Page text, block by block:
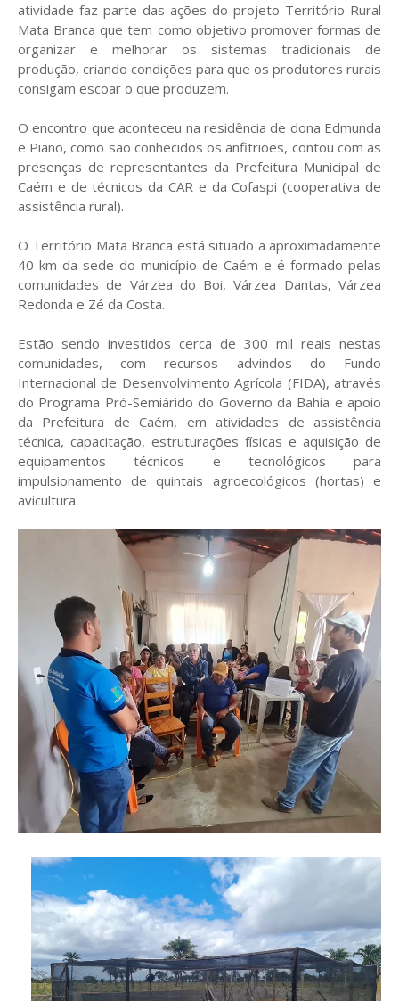
atividade faz parte das ações do projeto Território Rural
Mata Branca que tem como objetivo promover formas de
organizar e melhorar os sistemas tradicionais de
produção, criando condições para que os produtores rurais
consigam escoar o que produzem.
O encontro que aconteceu na residência de dona Edmunda
e Piano, como são conhecidos os anfitriões, contou com as
presenças de representantes da Prefeitura Municipal de
Caém e de técnicos da CAR e da Cofaspi (cooperativa de
assistência rural).
O Território Mata Branca está situado a aproximadamente
40 km da sede do município de Caém e é formado pelas
comunidades de Várzea do Boi, Várzea Dantas, Várzea
Redonda e Zé da Costa.
Estão sendo investidos cerca de 300 mil reais nestas
comunidades, com recursos advindos do Fundo
Internacional de Desenvolvimento Agrícola (FIDA), através
do Programa Pró-Semiárido do Governo da Bahia e apoio
da Prefeitura de Caém, em atividades de assistência
técnica, capacitação, estruturações físicas e aquisição de
equipamentos técnicos e tecnológicos para
impulsionamento de quintais agroecológicos (hortas) e
avicultura.